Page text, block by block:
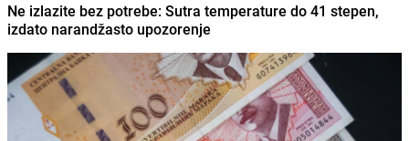
Ne izlazite bez potrebe: Sutra temperature do 41 stepen,
izdato narandžasto upozorenje